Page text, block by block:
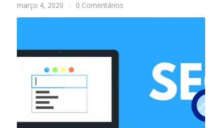
março 4, 2020 / 0 Comentários